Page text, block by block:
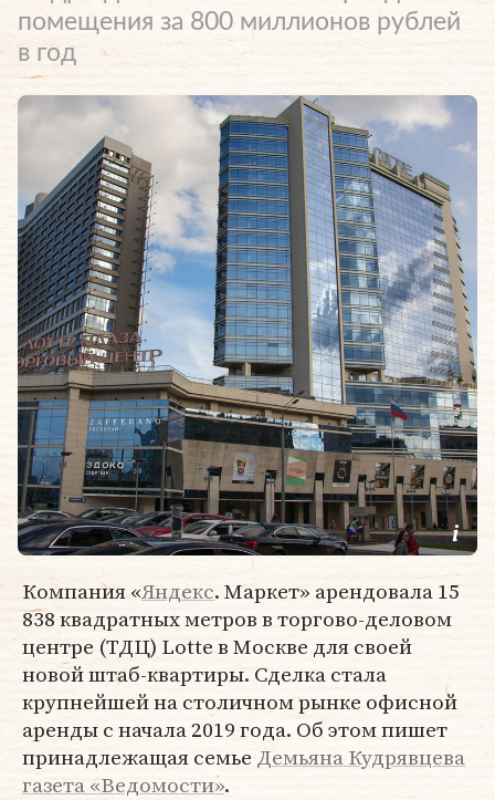
помещения за 800 миллионов рублей
в год
Компания «Яндекс. Маркет» арендовала 15
838 квадратных метров в торгово-деловом
центре (ТДЦ) Lotte в Москве для своей
новой штаб-квартиры. Сделка стала
крупнейшей на столичном рынке офисной
аренды с начала 2019 года. Об этом пишет
принадлежащая семье Демьяна Кудрявцева
газета «Ведомости».